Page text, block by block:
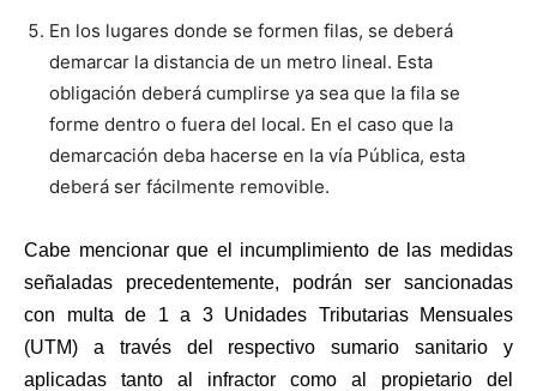
En los lugares donde se formen filas, se deberá
demarcar la distancia de un metro lineal. Esta
obligación deberá cumplirse ya sea que la fila se
forme dentro o fuera del local. En el caso que la
demarcación deba hacerse en la vía Pública, esta
deberá ser fácilmente removible.
Cabe mencionar que el incumplimiento de las medidas
señaladas precedentemente, podrán ser sancionadas
con multa de 1 a 3 Unidades Tributarias Mensuales
(UTM) a través del respectivo sumario sanitario y
aplicadas tanto al infractor como al propietario del